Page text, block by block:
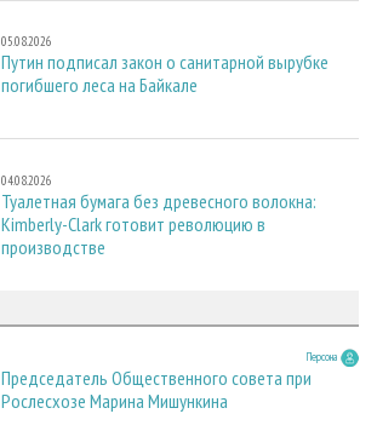
05.08.2026
Путин подписал закон о санитарной вырубке
погибшего леса на Байкале
04.08.2026
Туалетная бумага без древесного волокна:
Kimberly-Clark готовит революцию в
производстве
Персона
Председатель Общественного совета при
Рослесхозе Марина Мишункина